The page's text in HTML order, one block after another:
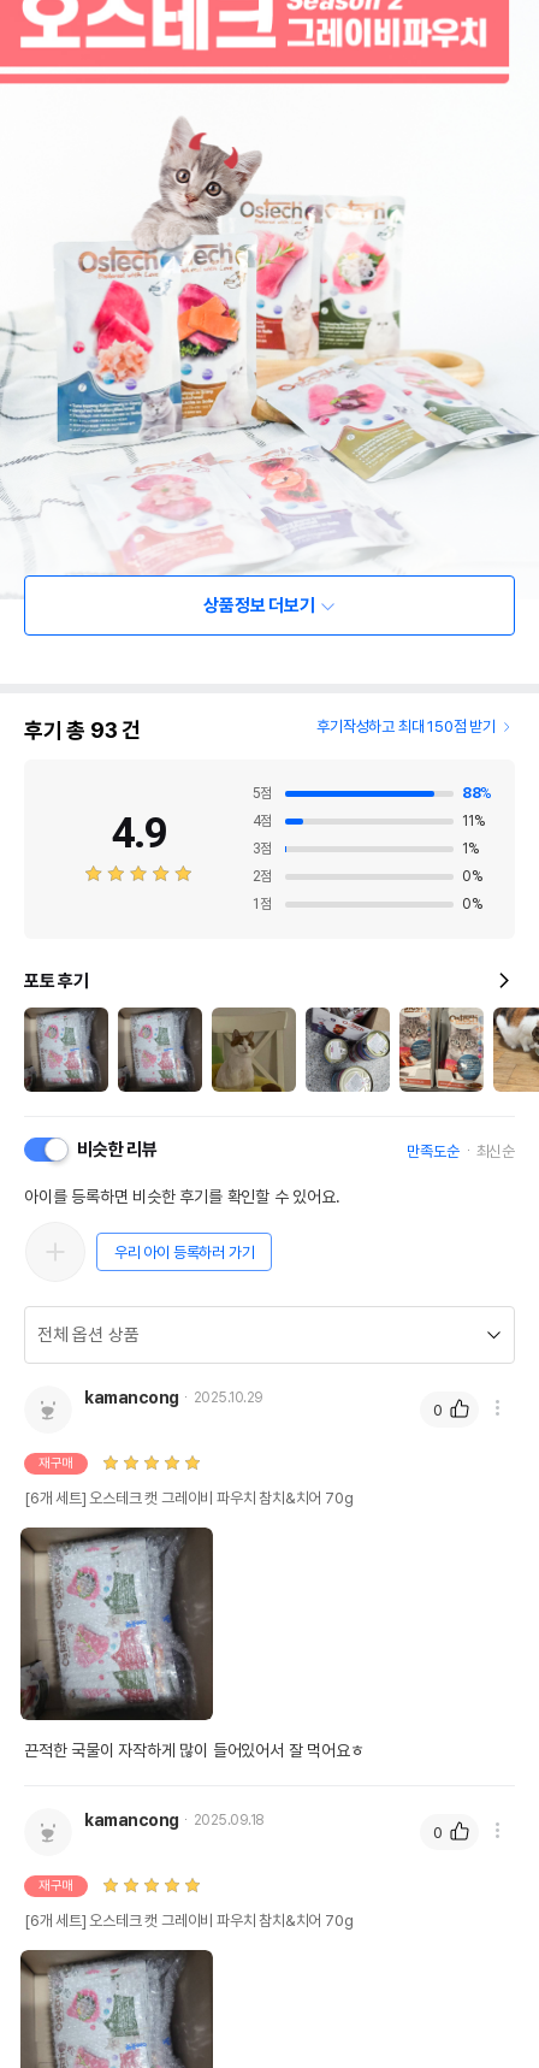
상품정보 더보기
후기 총 93건 후기작성하고 최대 150점 받기
4.9
5점 88%
4점 11 %
3점 1 %
2점 0%
1 점 0%
포토 후기
비슷한 리뷰 만족도순 최신순
아이를 등록하면 비슷한 후기를 확인할 수 있어요.
우리 아이 등록하러 가기
kamancong 2025.10.29
재구매
[6개 세트] 오스테크 캣 그레이비 파우치 참치&치어 70g
끈적한 국물이 자작하게 많이 들어있어서 잘 먹어요ㅎ
0
kamancong 2025.09.18
재구매
[6개 세트] 오스테크 캣 그레이비 파우치 참치&치어 70g
0